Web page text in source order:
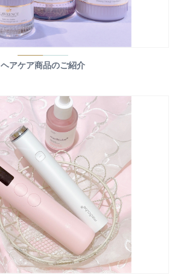
ヘアケア商品のご紹介